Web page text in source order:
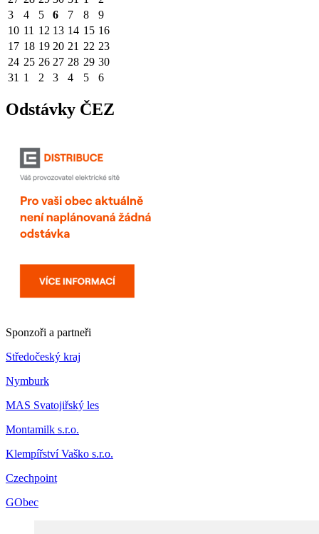
3
4 5 6 7 8
9
10 11 12 13 14 15 16
17 18 19 20 21 22 23
24 25 26 27 28 29 30
31 1 2 3 4 5 6
Odstávky ČEZ
Sponzoři a partneři
Středočeský kraj
Nymburk
MAS Svatojiřský les
Montamilk s.r.o.
Klempířství Vaško s.r.o.
Czechpoint
GObec